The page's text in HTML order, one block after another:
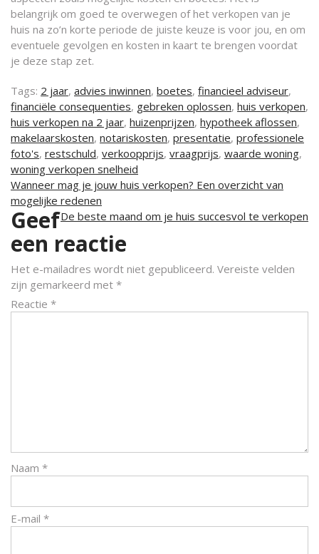
belangrijk om goed te overwegen of het verkopen van je
huis na zo’n korte periode de juiste keuze is voor jou, en om
eventuele gevolgen en kosten in kaart te brengen voordat
je deze stap zet.
Tags: 2 jaar, advies inwinnen, boetes, financieel adviseur,
financiële consequenties, gebreken oplossen, huis verkopen,
huis verkopen na 2 jaar, huizenprijzen, hypotheek aflossen,
makelaarskosten, notariskosten, presentatie, professionele
foto's, restschuld, verkoopprijs, vraagprijs, waarde woning,
woning verkopen snelheid
Berichtnavigatie
Wanneer mag je jouw huis verkopen? Een overzicht van
mogelijke redenen
De beste maand om je huis succesvol te verkopen
Geef
een reactie
Het e-mailadres wordt niet gepubliceerd. Vereiste velden
zijn gemarkeerd met *
Reactie *
Naam *
E-mail *